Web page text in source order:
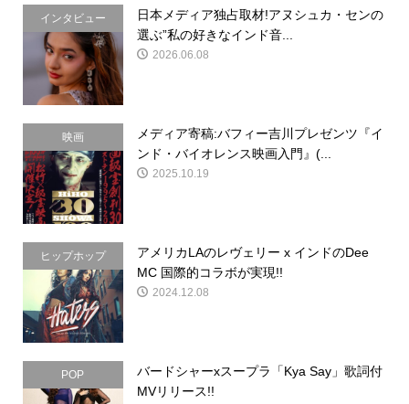
インタビュー
日本メディア独占取材!アヌシュカ・センの
選ぶ”私の好きなインド音...
2026.06.08
映画
メディア寄稿:バフィー吉川プレゼンツ『イ
ンド・バイオレンス映画入門』(...
2025.10.19
ヒップホップ
アメリカLAのレヴェリー x インドのDee
MC 国際的コラボが実現!!
2024.12.08
POP
バードシャーxスープラ「Kya Say」歌詞付
MVリリース!!